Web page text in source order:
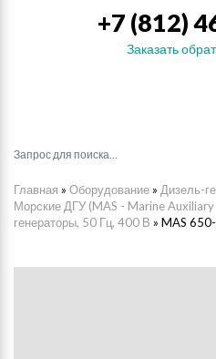
+7 (812)
Заказать
Главная » Оборудование » Дизель-
Морские ДГУ (MAS - Marine Auxiliary
генераторы, 50 Гц, 400 В » MAS 650-